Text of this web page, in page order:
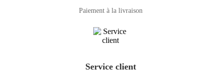
Paiement à la livraison
Service client